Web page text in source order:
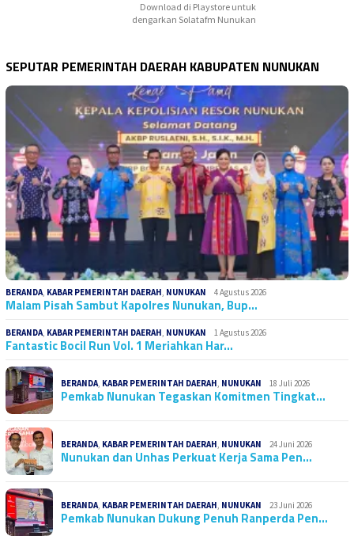
Download di Playstore untuk
dengarkan Solatafm Nunukan
SEPUTAR PEMERINTAH DAERAH KABUPATEN NUNUKAN
BERANDA, KABAR PEMERINTAH DAERAH, NUNUKAN 4 Agustus 2026
Malam Pisah Sambut Kapolres Nunukan, Bup…
BERANDA, KABAR PEMERINTAH DAERAH, NUNUKAN 1 Agustus 2026
Fantastic Bocil Run Vol. 1 Meriahkan Har…
BERANDA, KABAR PEMERINTAH DAERAH, NUNUKAN 18 Juli 2026
Pemkab Nunukan Tegaskan Komitmen Tingkat…
BERANDA, KABAR PEMERINTAH DAERAH, NUNUKAN 24 Juni 2026
Nunukan dan Unhas Perkuat Kerja Sama Pen…
BERANDA, KABAR PEMERINTAH DAERAH, NUNUKAN 23 Juni 2026
Pemkab Nunukan Dukung Penuh Ranperda Pen…